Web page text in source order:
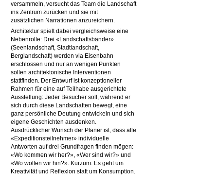
versammeln, versucht das Team die Landschaft
ins Zentrum zurücken und sie mit
zusätzlichen Narrationen anzureichern.
Architektur spielt dabei vergleichsweise eine
Nebenrolle: Drei «Landschaftsbänder»
(Seenlandschaft, Stadtlandschaft,
Berglandschaft) werden via Eisenbahn
erschlossen und nur an wenigen Punkten
sollen architektonische Interventionen
stattfinden. Der Entwurf ist konzeptioneller
Rahmen für eine auf Teilhabe ausgerichtete
Ausstellung: Jeder Besucher soll, während er
sich durch diese Landschaften bewegt, eine
ganz persönliche Deutung entwickeln und sich
eigene Geschichten ausdenken.
Ausdrücklicher Wunsch der Planer ist, dass alle
«Expeditionsteilnehmer» individuelle
Antworten auf drei Grundfragen finden mögen:
«Wo kommen wir her?», «Wer sind wir?» und
«Wo wollen wir hin?». Kurzum: Es geht um
Kreativität und Reflexion statt um Konsumption.